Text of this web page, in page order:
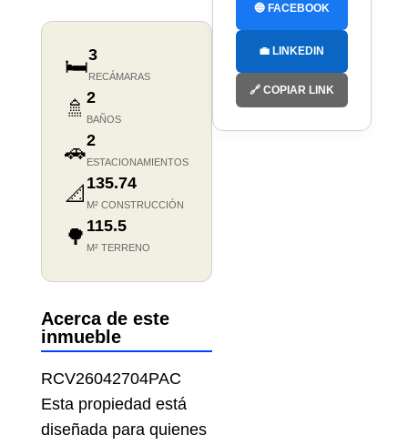
🛏️3
RECÁMARAS
🚿 2
BAÑOS
🚗2
ESTACIONAMIENTOS
📐 135.74
M² CONSTRUCCIÓN
🌳 115.5
M² TERRENO
Acerca de este
inmueble
RCV26042704PAC
Esta propiedad está
diseñada para quienes
🔵 FACEBOOK
💼 LINKEDIN
🔗 COPIAR LINK